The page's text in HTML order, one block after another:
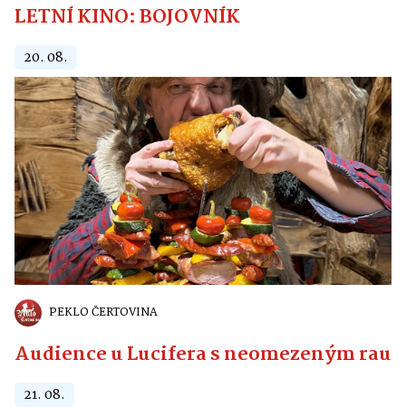
LETNÍ KINO: BOJOVNÍK
20. 08.
PEKLO ČERTOVINA
Audience u Lucifera s neomezeným
21. 08.